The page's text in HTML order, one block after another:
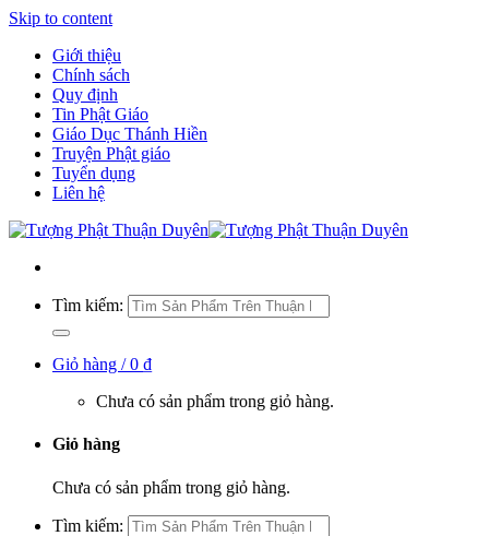
Skip to content
Giới thiệu
Chính sách
Quy định
Tin Phật Giáo
Giáo Dục Thánh Hiền
Truyện Phật giáo
Tuyển dụng
Liên hệ
Tìm kiếm:
Giỏ hàng /0 ₫
Chưa có sản phẩm trong giỏ hàng.
Giỏ hàng
Chưa có sản phẩm trong giỏ hàng.
Tìm kiếm: